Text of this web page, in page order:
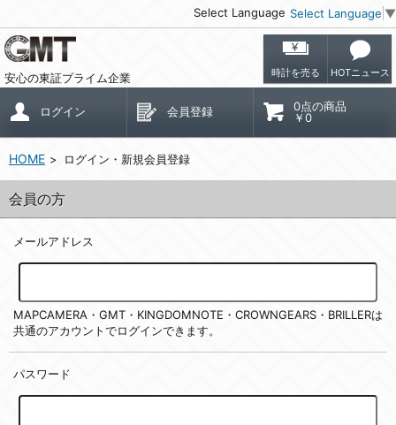
Select Language Select Language ▼
安心の東証プライム企業 時計を売る HOTニュース
ログイン 会員登録
0点の商品
￥0
HOME ログイン・新規会員登録
会員の方
メールアドレス
MAPCAMERA・GMT・KINGDOMNOTE・CROWNGEARS・BRILLERは
共通のアカウントでログインできます。
パスワード